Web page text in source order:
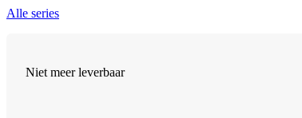
Alle series
Niet meer leverbaar